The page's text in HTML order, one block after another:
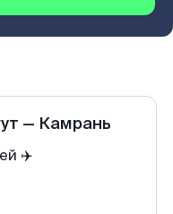
— Камрань
✈️